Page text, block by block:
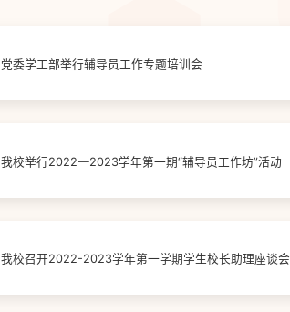
党委学工部举行辅导员工作专题培训会
我校举行2022—2023学年第一期“辅导员工作坊”活动
我校召开2022-2023学年第一学期学生校长助理座谈会